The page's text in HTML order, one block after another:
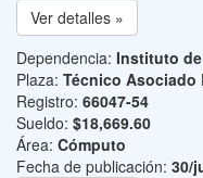
Ver detalles »
Dependencia: Instituto
Plaza: Técnico Asociado
Registro: 66047-54
Sueldo: $18,669.60
Área: Cómputo
Fecha de publicación: 30/